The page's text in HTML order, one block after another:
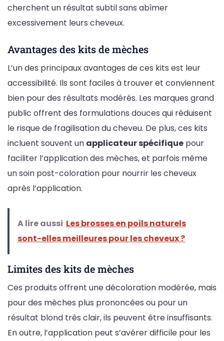
cherchent un résultat subtil sans abîmer
excessivement leurs cheveux.
Avantages des kits de mèches
L’un des principaux avantages de ces kits est leur
accessibilité. Ils sont faciles à trouver et conviennent
bien pour des résultats modérés. Les marques grand
public offrent des formulations douces qui réduisent
le risque de fragilisation du cheveu. De plus, ces kits
incluent souvent un applicateur spécifique pour
faciliter l’application des mèches, et parfois même
un soin post-coloration pour nourrir les cheveux
après l’application.
A lire aussi Les brosses en poils naturels
sont-elles meilleures pour les cheveux ?
Limites des kits de mèches
Ces produits offrent une décoloration modérée, mais
pour des mèches plus prononcées ou pour un
résultat blond très clair, ils peuvent être insuffisants.
En outre, l’application peut s’avérer difficile pour les